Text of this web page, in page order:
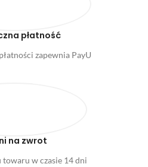
płatność
zapewnia PayU
na zwrot
w czasie 14 dni